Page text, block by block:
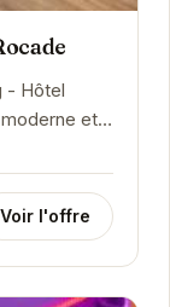
- Hôtel
et
Voir l'offre